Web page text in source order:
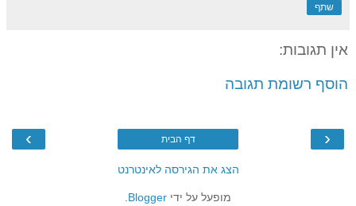
שתף
אין תגובות:
הוסף רשומת תגובה
‹
› דף הבית
הצג את הגירסה לאינטרנט
מופעל על ידי Blogger